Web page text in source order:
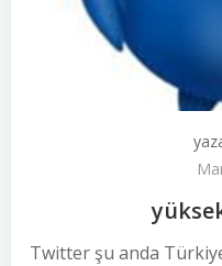
Twitter şu anda